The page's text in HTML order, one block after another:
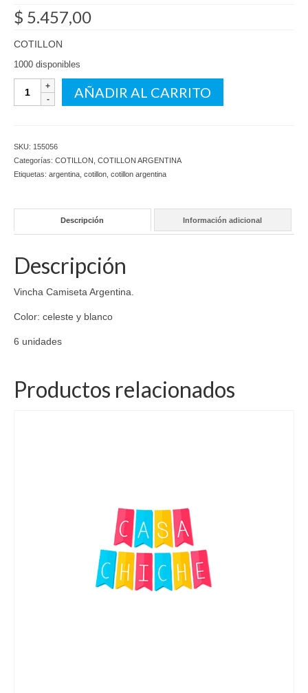
$ 5.457,00
COTILLON
1000 disponibles
Camiseta
AÑADIR AL CARRITO
SKU: 155056
Categorías: COTILLON COTILLON ARGENTINA
Etiquetas: argentina cotillon cotillon argentina
Descripción Información adicional
Descripción
Vincha Camiseta Argentina.
Color: celeste y blanco
6 unidades
Productos relacionados